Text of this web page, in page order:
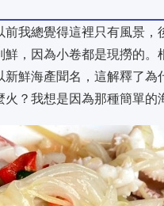
我總覺得這裡只有風景
，因為小卷都是現撈的
鮮海產聞名，這解釋了為
？我想是因為那種簡單的